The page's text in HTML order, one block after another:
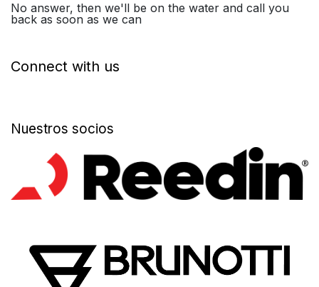
No answer, then we'll be on the water and call you
back as soon as we can
Connect with us
Nuestros socios